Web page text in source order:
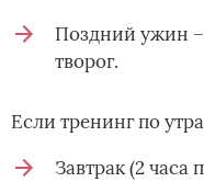
Поздний ужин
творог.
Если тренинг по
Завтрак (2 часа